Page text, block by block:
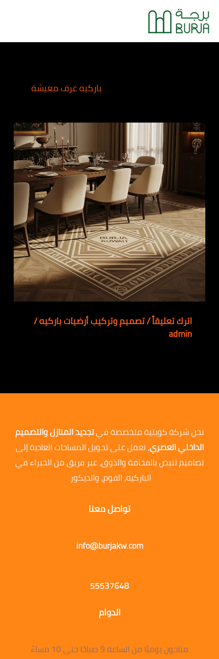
تخطي
إلى
المحتوى
باركيه غرف معيشة
اترك تعليقاً/تصميم وتركيب أرضيات باركيه/
admin
نحن شركة كويتية متخصصة فيتجديد المنازل والتصميم
الداخلي العصري، نعمل على تحويل المساحات العادية إلى
تصاميم تنبض بالفخامة والذوق، عبر فريق من الخبراء في
الباركيه، الفوم، والديكور.
تواصل معنا
info@burjakw.com
55537648
الدوام
متاحون يوميًا من الساعة 9 صباحًا حتى 10 مساءً